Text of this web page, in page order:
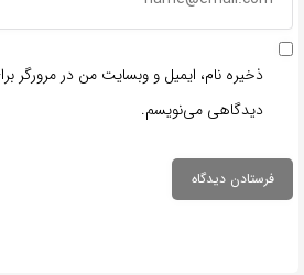
ذخیره نام، ایمیل و وبسایت من در مرورگر
دیدگاهی می‌نویسم.